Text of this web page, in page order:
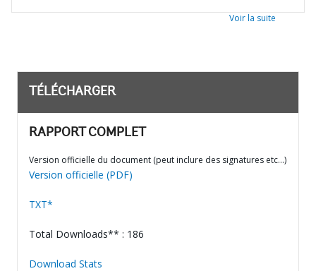
Voir la suite
TÉLÉCHARGER
RAPPORT COMPLET
Version officielle du document (peut inclure des signatures etc…)
Version officielle (PDF)
TXT*
Total Downloads** : 186
Download Stats